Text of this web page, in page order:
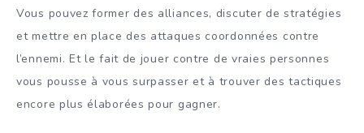
Vous pouvez former des alliances, discuter de stratégies
et mettre en place des attaques coordonnées contre
l’ennemi. Et le fait de jouer contre de vraies personnes
vous pousse à vous surpasser et à trouver des tactiques
encore plus élaborées pour gagner.